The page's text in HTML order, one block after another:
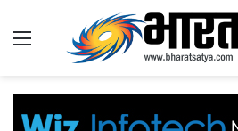
Menu